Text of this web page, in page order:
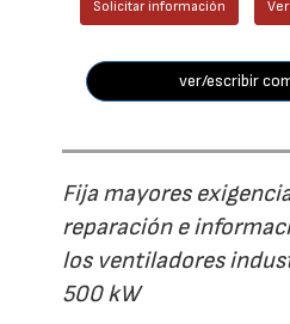
Solicitar información
ver/escribir
Fija mayores
reparación e
los ventiladores
500 kW